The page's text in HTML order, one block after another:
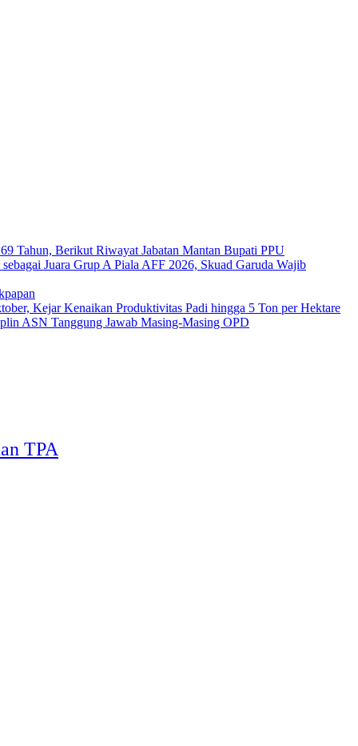
Tahun, Berikut Riwayat Jabatan Mantan Bupati PPU
Juara Grup A Piala AFF 2026, Skuad Garuda Wajib
Kejar Kenaikan Produktivitas Padi hingga 5 Ton per Hektare
ASN Tanggung Jawab Masing-Masing OPD
TPA